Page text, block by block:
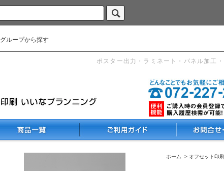
グループから探す
ポスター出力・ラミネート・パネル加工
ホーム > オフセット印刷